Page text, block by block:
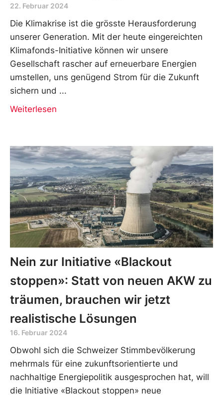
22. Februar 2024
Die Klimakrise ist die grösste Herausforderung
unserer Generation. Mit der heute eingereichten
Klimafonds-Initiative können wir unsere
Gesellschaft rascher auf erneuerbare Energien
umstellen, uns genügend Strom für die Zukunft
sichern und
Weiterlesen
Nein zur Initiative «Blackout
stoppen»: Statt von neuen AKW zu
träumen, brauchen wir jetzt
realistische Lösungen
16. Februar 2024
Obwohl sich die Schweizer Stimmbevölkerung
mehrmals für eine zukunftsorientierte und
nachhaltige Energiepolitik ausgesprochen hat, will
die Initiative «Blackout stoppen» neue